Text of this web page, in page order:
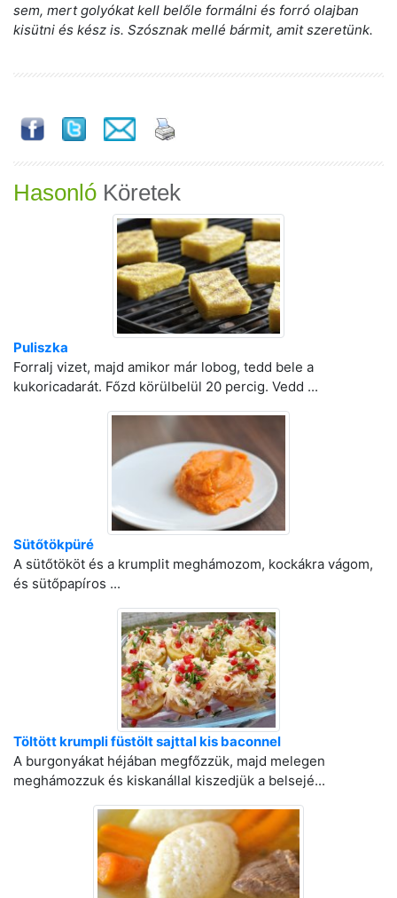
sem, mert golyókat kell belőle formálni és forró olajban
kisütni és kész is. Szósznak mellé bármit, amit szeretünk.
Hasonló Köretek
Puliszka
Forralj vizet, majd amikor már lobog, tedd bele a
kukoricadarát. Főzd körülbelül 20 percig. Vedd ...
Sütőtökpüré
A sütőtököt és a krumplit meghámozom, kockákra vágom,
és sütőpapíros ...
Töltött krumpli füstölt sajttal kis baconnel
A burgonyákat héjában megfőzzük, majd melegen
meghámozzuk és kiskanállal kiszedjük a belsejé...